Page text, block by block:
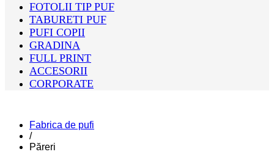
FOTOLII TIP PUF
TABURETI PUF
PUFI COPII
GRADINA
FULL PRINT
ACCESORII
CORPORATE
Fabrica de pufi
/
Păreri